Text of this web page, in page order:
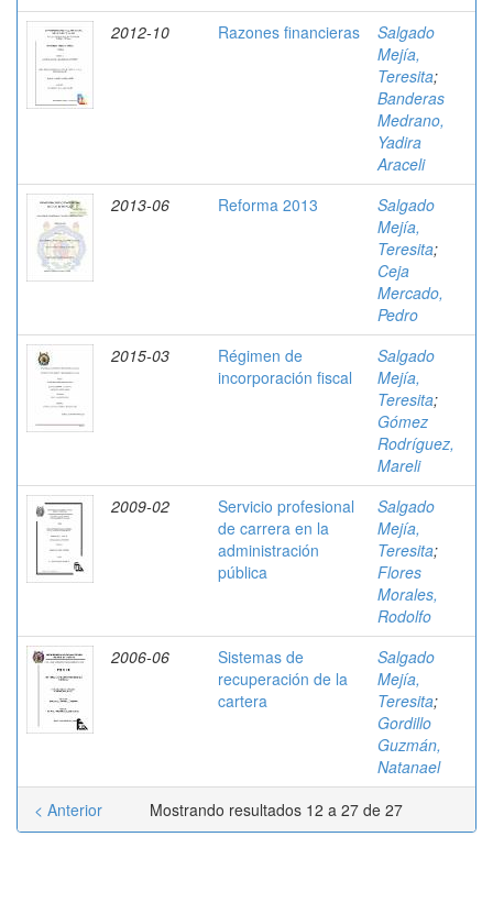
2012-10
Razones financieras
Salgado
Mejía,
Teresita;
Banderas
Medrano,
Yadira
Araceli
2013-06
Reforma 2013
Salgado
Mejía,
Teresita;
Ceja
Mercado,
Pedro
2015-03
Régimen de
incorporación fiscal
Salgado
Mejía,
Teresita;
Gómez
Rodríguez,
Mareli
2009-02
Servicio profesional
de carrera en la
administración
pública
Salgado
Mejía,
Teresita;
Flores
Morales,
Rodolfo
2006-06
Sistemas de
recuperación de la
cartera
Salgado
Mejía,
Teresita;
Gordillo
Guzmán,
Natanael
Mostrando resultados 12 a 27 de 27
< Anterior